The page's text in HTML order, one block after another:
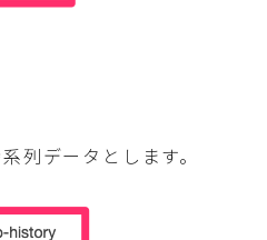
列データとします。